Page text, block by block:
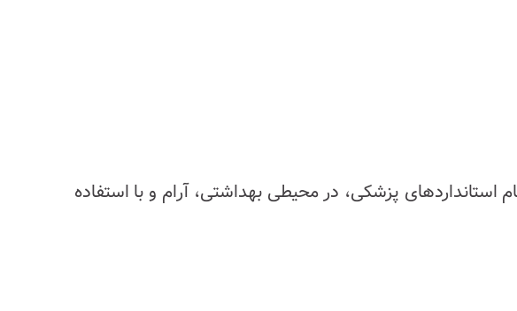
پزشکی، در محیطی بهداشتی، آرام و با استفاده